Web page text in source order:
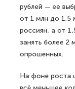
рублей — ее
от 1 млн до 1,5
россиян, а от
занять более 2
опрошенных.
На фоне роста